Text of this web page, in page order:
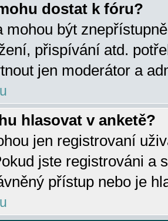
dostat k fóru?
mohou být
přispívání atd.
jen moderátor a
hlasovat v anketě?
jen registrovaní
jste registrováni a
přístup nebo je